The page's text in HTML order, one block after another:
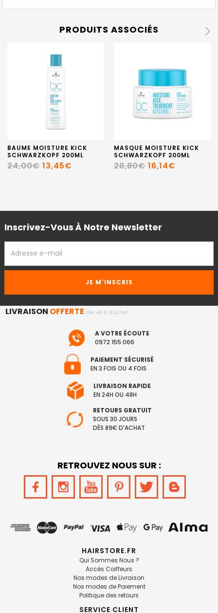
PRODUITS ASSOCIÉS
BAUME MOISTURE KICK
SCHWARZKOPF 200ML
24,00€ 13,45€
MASQUE MOISTURE KICK
SCHWARZKOPF 200ML
28,80€ 16,14€
Inscrivez-Vous À Notre Newsletter
EMAIL
LIVRAISON OFFERTE dès 49 € d'achat
A VOTRE ÉCOUTE
0972 155 066
PAIEMENT SÉCURISÉ
EN 3 FOIS OU 4 FOIS
LIVRAISON RAPIDE
EN 24H OU 48H
RETOURS GRATUIT
SOUS 30 JOURS
DÈS 89€ D'ACHAT
RETROUVEZ NOUS SUR :
HAIRSTORE.FR
Qui Sommes Nous ?
Accès Coiffeurs
Nos modes de Livraison
Nos modes de Paiement
Politique des retours
SERVICE CLIENT